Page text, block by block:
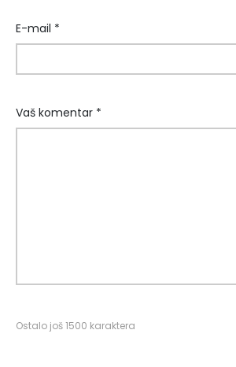
E-mail *
Vaš komentar *
Ostalo još1500 karaktera